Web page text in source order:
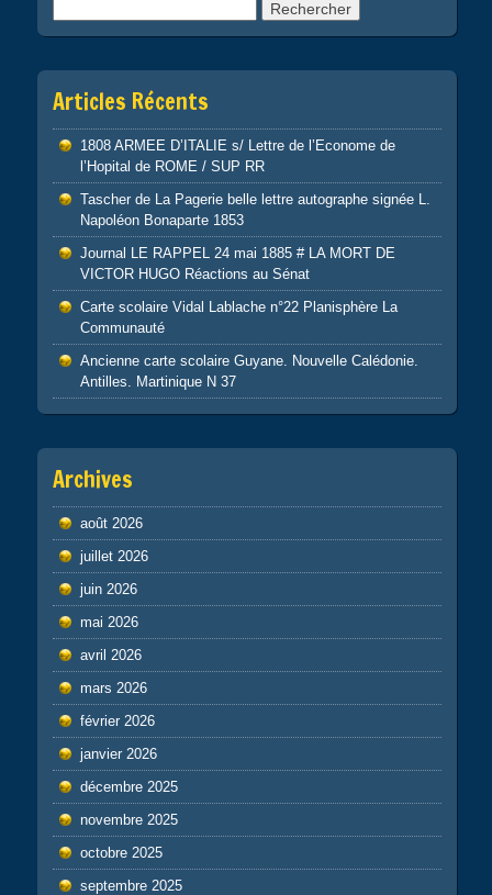
Articles Récents
1808 ARMEE D’ITALIE s/ Lettre de l’Econome de
l’Hopital de ROME / SUP RR
Tascher de La Pagerie belle lettre autographe signée L.
Napoléon Bonaparte 1853
Journal LE RAPPEL 24 mai 1885 # LA MORT DE
VICTOR HUGO Réactions au Sénat
Carte scolaire Vidal Lablache n°22 Planisphère La
Communauté
Ancienne carte scolaire Guyane. Nouvelle Calédonie.
Antilles. Martinique N 37
Archives
août 2026
juillet 2026
juin 2026
mai 2026
avril 2026
mars 2026
février 2026
janvier 2026
décembre 2025
novembre 2025
octobre 2025
septembre 2025